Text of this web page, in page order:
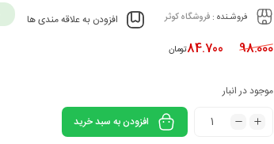
فروشـنده : فروشگاه کوثر افزودن به علاقه مندی ها
98.000
84.700تومان
موجود در انبار
افزودن به سبد خرید